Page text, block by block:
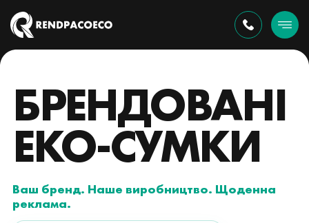
БРЕНДОВАНІ
ЕКО-СУМКИ
Ваш бренд. Наше виробництво. Щоденна
реклама.